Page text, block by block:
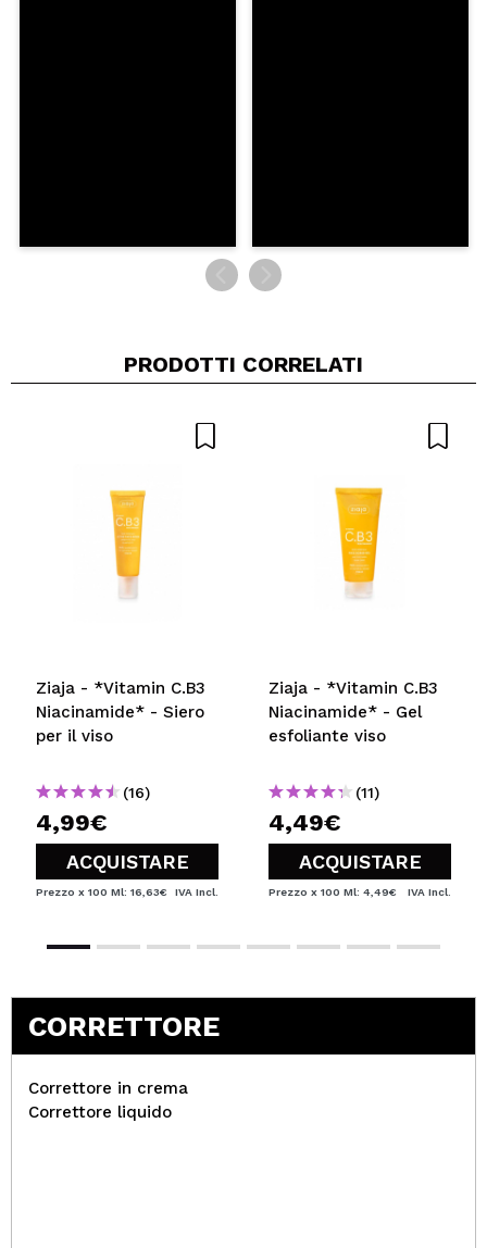
PRODOTTI CORRELATI
Ziaja - *Vitamin C.B3
Niacinamide* - Siero
per il viso
(16)
4,99€
ACQUISTARE
Prezzo x 100 Ml: 16,63€ IVA Incl.
Ziaja - *Vitamin C.B3
Niacinamide* - Gel
esfoliante viso
(11)
4,49€
ACQUISTARE
Prezzo x 100 Ml: 4,49€ IVA Incl.
CORRETTORE
Correttore in crema
Correttore liquido